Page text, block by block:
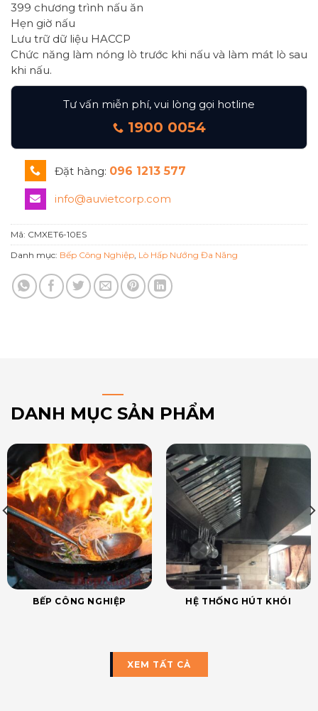
399 chương trình nấu ăn
Hẹn giờ nấu
Lưu trữ dữ liệu HACCP
Chức năng làm nóng lò trước khi nấu và làm mát lò sau
khi nấu.
Tư vấn miễn phí, vui lòng gọi hotline
1900 0054
Đặt hàng: 096 1213 577
info@auvietcorp.com
Mã: CMXET6-10ES
Danh mục: Bếp Công Nghiệp Lò Hấp Nướng Đa Năng
DANH MỤC SẢN PHẨM
BẾP CÔNG NGHIỆP HỆ THỐNG HÚT KHÓI
XEM TẤT CẢ